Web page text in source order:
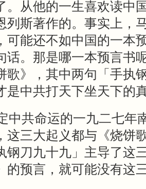
。从他的一生喜欢读中
列斯著作的。事实上，
可能还不如中国的一本
话。那是哪一本预言书
歌》，其中两句「手执
是中共打天下坐天下的
中共命运的一九二七年
这三大起义都与《烧饼
钢刀九十九」主导了这
的预言，就可能没有这